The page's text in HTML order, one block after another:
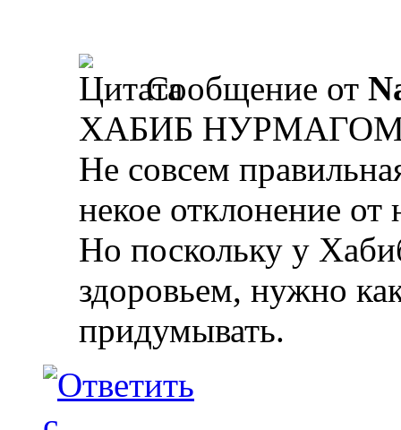
Сообщение от
ХАБИБ
Не совсем
некое отклонение
Но поскольку у
здоровьем, нужно
придумывать.